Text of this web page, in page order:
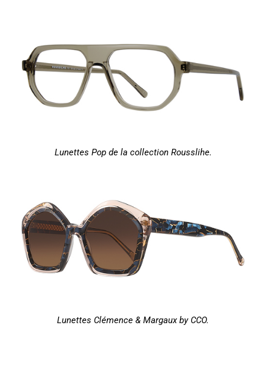
Lunettes Pop de la collection Rousslihe.
Lunettes Clémence & Margaux by CCO.